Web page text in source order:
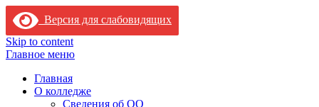
Версия для слабовидящих
Skip to content
Главное меню
Главная
О колледже
Сведения об ОО